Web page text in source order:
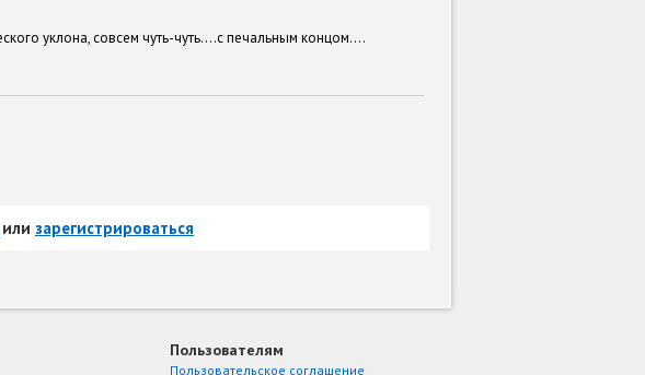
уклона, совсем чуть-чуть....с печальным концом....
или зарегистрироваться
Пользователям
Пользовательское соглашение